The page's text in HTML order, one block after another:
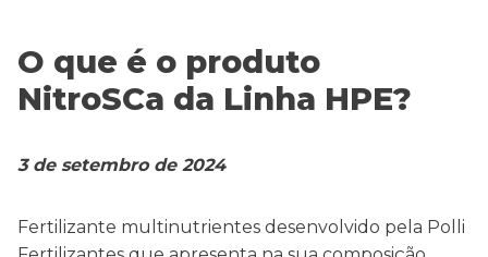
Contato
O que é o produto
NitroSCa da Linha HPE?
3 de setembro de 2024
Fertilizante multinutrientes desenvolvido pela Polli